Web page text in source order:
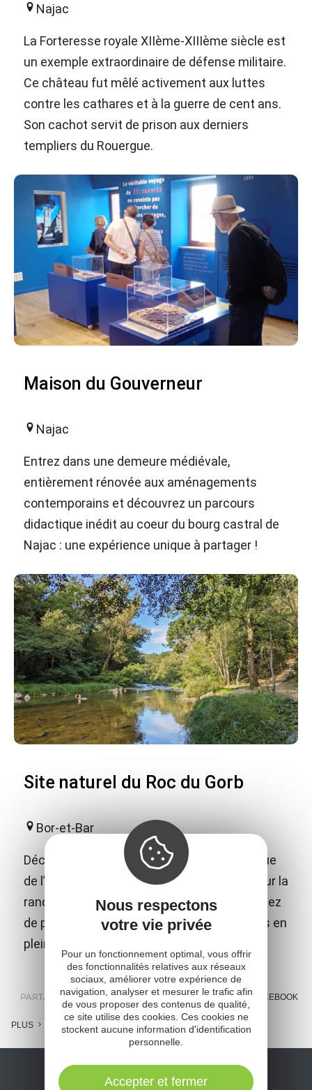
Najac
La Forteresse royale XIIème-XIIIème siècle est
un exemple extraordinaire de défense militaire.
Ce château fut mêlé activement aux luttes
contre les cathares et à la guerre de cent ans.
Son cachot servit de prison aux derniers
templiers du Rouergue.
Maison du Gouverneur
Najac
Entrez dans une demeure médiévale,
entièrement rénovée aux aménagements
contemporains et découvrez un parcours
didactique inédit au coeur du bourg castral de
Najac : une expérience unique à partager !
Site naturel du Roc du Gorb
Bor-et-Bar
Découvrez le Roc du Gorb, site emblématique
de l’Aveyron dans la vallée du Viaur, idéal pour la
randonnée, la via ferrata et l’escalade. Profitez
de panoramas exceptionnels et d’aventures en
pleine nature !
PARTAGER : E-MAIL MESSENGER FACEBOOK
PLUS
Nous respectons
votre vie privée
Pour un fonctionnement optimal, vous offrir
des fonctionnalités relatives aux réseaux
sociaux, améliorer votre expérience de
navigation, analyser et mesurer le trafic afin
de vous proposer des contenus de qualité,
ce site utilise des cookies. Ces cookies ne
stockent aucune information d'identification
personnelle.
Accepter et fermer